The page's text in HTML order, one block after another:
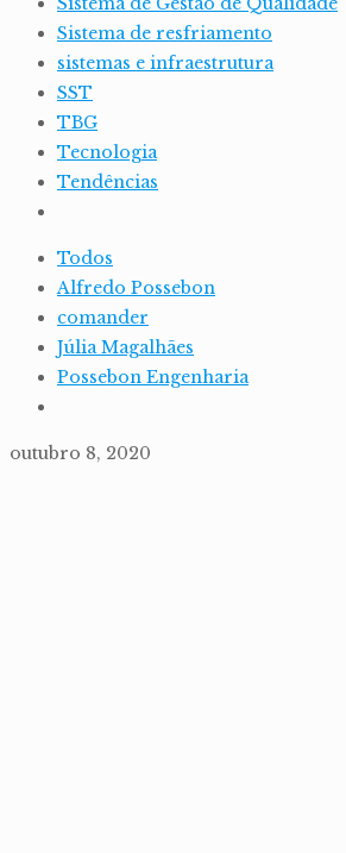
Sistema de resfriamento
sistemas e infraestrutura
SST
TBG
Tecnologia
Tendências
Todos
Alfredo Possebon
comander
Júlia Magalhães
Possebon Engenharia
outubro 8, 2020